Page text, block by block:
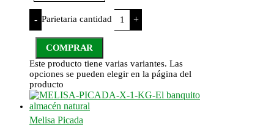
- Parietaria cantidad +
COMPRAR
Este producto tiene varias variantes. Las
opciones se pueden elegir en la página del
producto
Melisa Picada